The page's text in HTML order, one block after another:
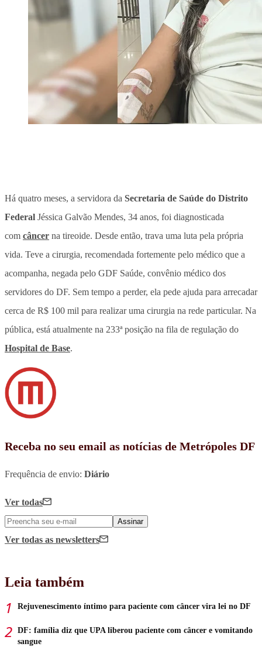
Há quatro meses, a servidora da Secretaria de Saúde do Distrito
Federal Jéssica Galvão Mendes, 34 anos, foi diagnosticada
com câncer na tireoide. Desde então, trava uma luta pela própria
vida. Teve a cirurgia, recomendada fortemente pelo médico que a
acompanha, negada pelo GDF Saúde, convênio médico dos
servidores do DF. Sem tempo a perder, ela pede ajuda para arrecadar
cerca de R$ 100 mil para realizar uma cirurgia na rede particular. Na
pública, está atualmente na 233ª posição na fila de regulação do
Hospital de Base.
Receba no seu email as notícias de Metrópoles DF
Frequência de envio: Diário
Ver todas
Assinar
Ver todas as newsletters
Leia também
Rejuvenescimento íntimo para paciente com câncer vira lei no DF
DF: família diz que UPA liberou paciente com câncer e vomitando
sangue